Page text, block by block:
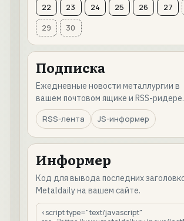
22
23 24 25 26 27
29
30
Подписка
Ежедневные новости металлургии в
вашем почтовом ящике и RSS-ридере.
RSS-лента
JS-информер
Информер
Код для вывода последних
Metaldaily на вашем сайте.